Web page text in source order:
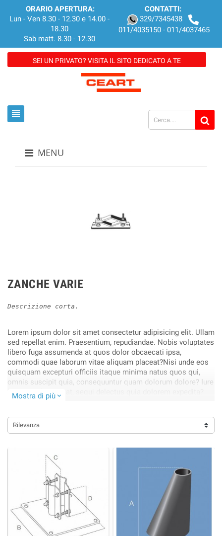
ORARIO APERTURA:
Lun - Ven 8.30 - 12.30 e 14.00 -
18.30
Sab matt. 8.30 - 12.30
CONTATTI:
329/7345438
011/4035150 - 011/4037465
SEI UN PRIVATO? VISITA IL SITO DEDICATO A TE
view_headline
MENU
ZANCHE VARIE
Descrizione corta.
Lorem ipsum dolor sit amet consectetur adipisicing elit. Ullam
sed repellat enim. Praesentium, repudiandae. Nobis voluptates
libero fuga assumenda at quos dolor obcaecati ipsa,
commodi quae laborum vitae aliquam placeat?Nisi unde eos
quisquam excepturi officiis itaque minima natus quos qui,
omnis suscipit quia, consequuntur quam dolorum dolore? Iure
harum architecto at, sequi delectus quia dolorem expedita?
Obcaecati, cupiditate blanditiis!.
Mostra di più expand_more
Rilevanza